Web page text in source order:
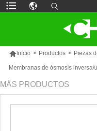
Inicio > Productos > Piezas
Membranas de ósmosis inversa/
MÁS PRODUCTOS